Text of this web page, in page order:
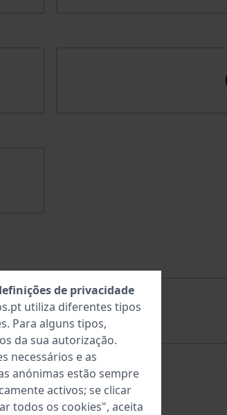
de privacidade
utiliza diferentes tipos
. Para alguns tipos,
da sua autorização.
necessários e as
anónimas estão sempre
activos; se clicar
todos os cookies", aceita